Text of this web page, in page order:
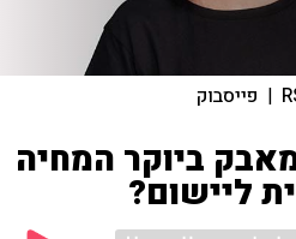
| פייסבוק
ביוקר המחיה
ליישום?